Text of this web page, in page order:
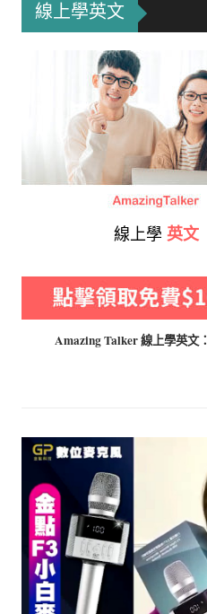
線上學英文
線上學 英文
Amazing Talker 線上學英文：